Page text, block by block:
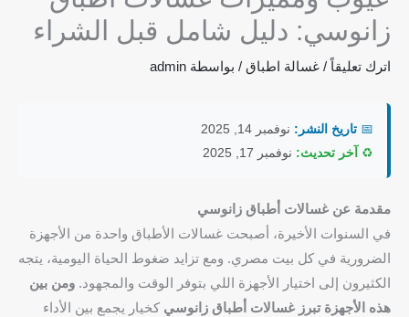
زانوسي: دليل شامل قبل الشراء
اترك تعليقاً / غسالة اطباق / بواسطة admin
📅 تاريخ النشر: نوفمبر 14, 2025
♻️ آخر تحديث: نوفمبر 17, 2025
مقدمة عن غسالات أطباق زانوسي
في السنوات الأخيرة، أصبحت غسالات الأطباق واحدة من الأجهزة
الضرورية في كل بيت مصري. ومع تزايد ضغوط الحياة اليومية، يتجه
الكثيرون إلى اختيار الأجهزة اللي بتوفر الوقت والمجهود. ومن بين
هذه الأجهزة تبرز غسالات أطباق زانوسي كخيار يجمع بين الأداء